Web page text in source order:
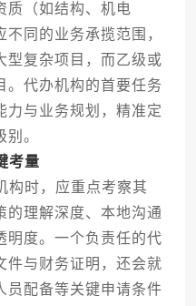
质（如结构、机电
同的业务承揽范围，
型复杂项目，而乙级或
。代办机构的首要任务
力与业务规划，精准定
。
考量
时，应重点考察其
的理解深度、本地沟通
明度。一个负责任的代
件与财务证明，还会就
员配备等关键申请条件